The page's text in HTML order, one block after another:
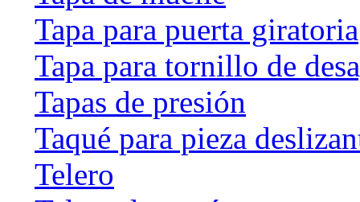
Tapa para puerta giratoria
Tapa para tornillo de
Tapas de presión
Taqué para pieza
Telero